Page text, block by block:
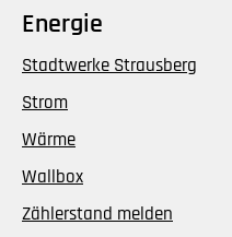
Energie
Stadtwerke Strausberg
Strom
Wärme
Wallbox
Zählerstand melden